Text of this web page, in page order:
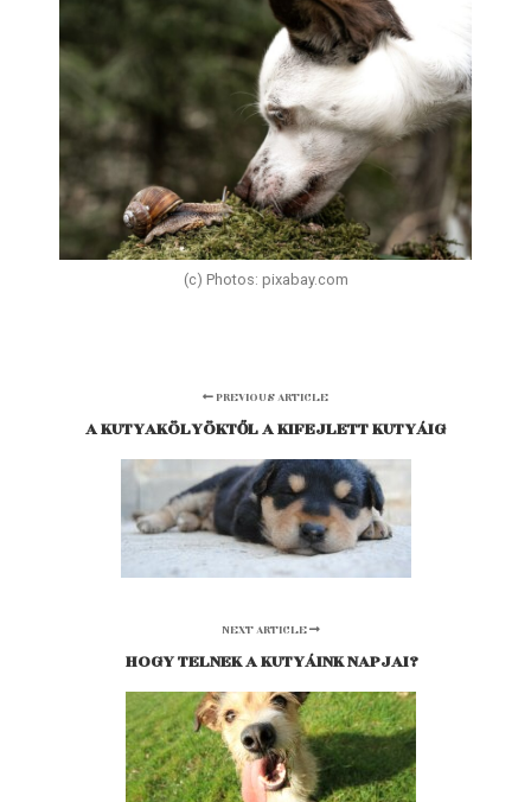
(c) Photos: pixabay.com
PREVIOUS ARTICLE
A KUTYAKÖLYÖKTŐL A KIFEJLETT KUTYÁIG
NEXT ARTICLE
HOGY TELNEK A KUTYÁINK NAPJAI?